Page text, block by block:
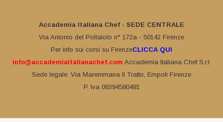
Accademia Italiana Chef - SEDE CENTRALE
Via Antonio del Pollaiolo n° 172a - 50142 Firenze
Per info sui corsi su FirenzeCLICCA QUI
info@accademiaitalianachef.com Accademia Italiana Chef S.r.l.
Sede legale: Via Maremmana II Tratto, Empoli Firenze
P. Iva 06394580481